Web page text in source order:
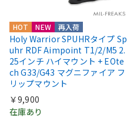
HOT NEW 再入荷
Holy Warrior SPUHRタイプ Sp
uhr RDF Aimpoint T1/2/M5 2.
25インチ ハイマウント + EOte
ch G33/G43 マグニファイア フ
リップマウント
￥9,900
在庫あり